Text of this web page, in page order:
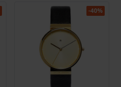
-40%